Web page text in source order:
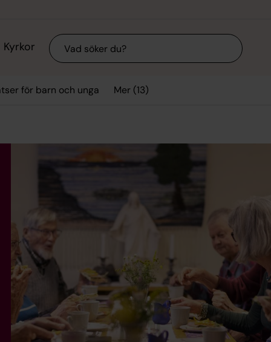
Kyrkor Sök
för barn och unga Mer (13)